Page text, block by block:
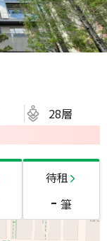
28層
待租
- 筆